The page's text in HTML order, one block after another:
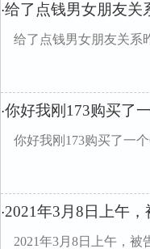
·给了点钱男女朋友关
给了点钱男女朋友关系
·你好我刚173购买了
你好我刚173购买了一
·2021年3月8日上午
2021年3月8日上午，